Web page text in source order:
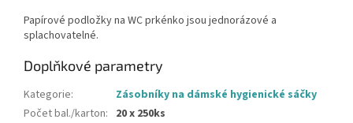
Papírové podložky na WC prkénko jsou jednorázové a
splachovatelné.
Doplňkové parametry
Kategorie:
Zásobníky na dámské hygienické sáčky
Počet bal./karton: 20 x 250ks